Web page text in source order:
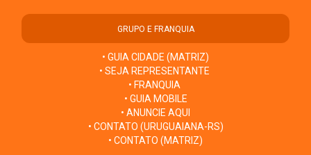
GRUPO E FRANQUIA
• GUIA CIDADE (MATRIZ)
• SEJA REPRESENTANTE
• FRANQUIA
• GUIA MOBILE
• ANUNCIE AQUI
• CONTATO (URUGUAIANA-RS)
• CONTATO (MATRIZ)